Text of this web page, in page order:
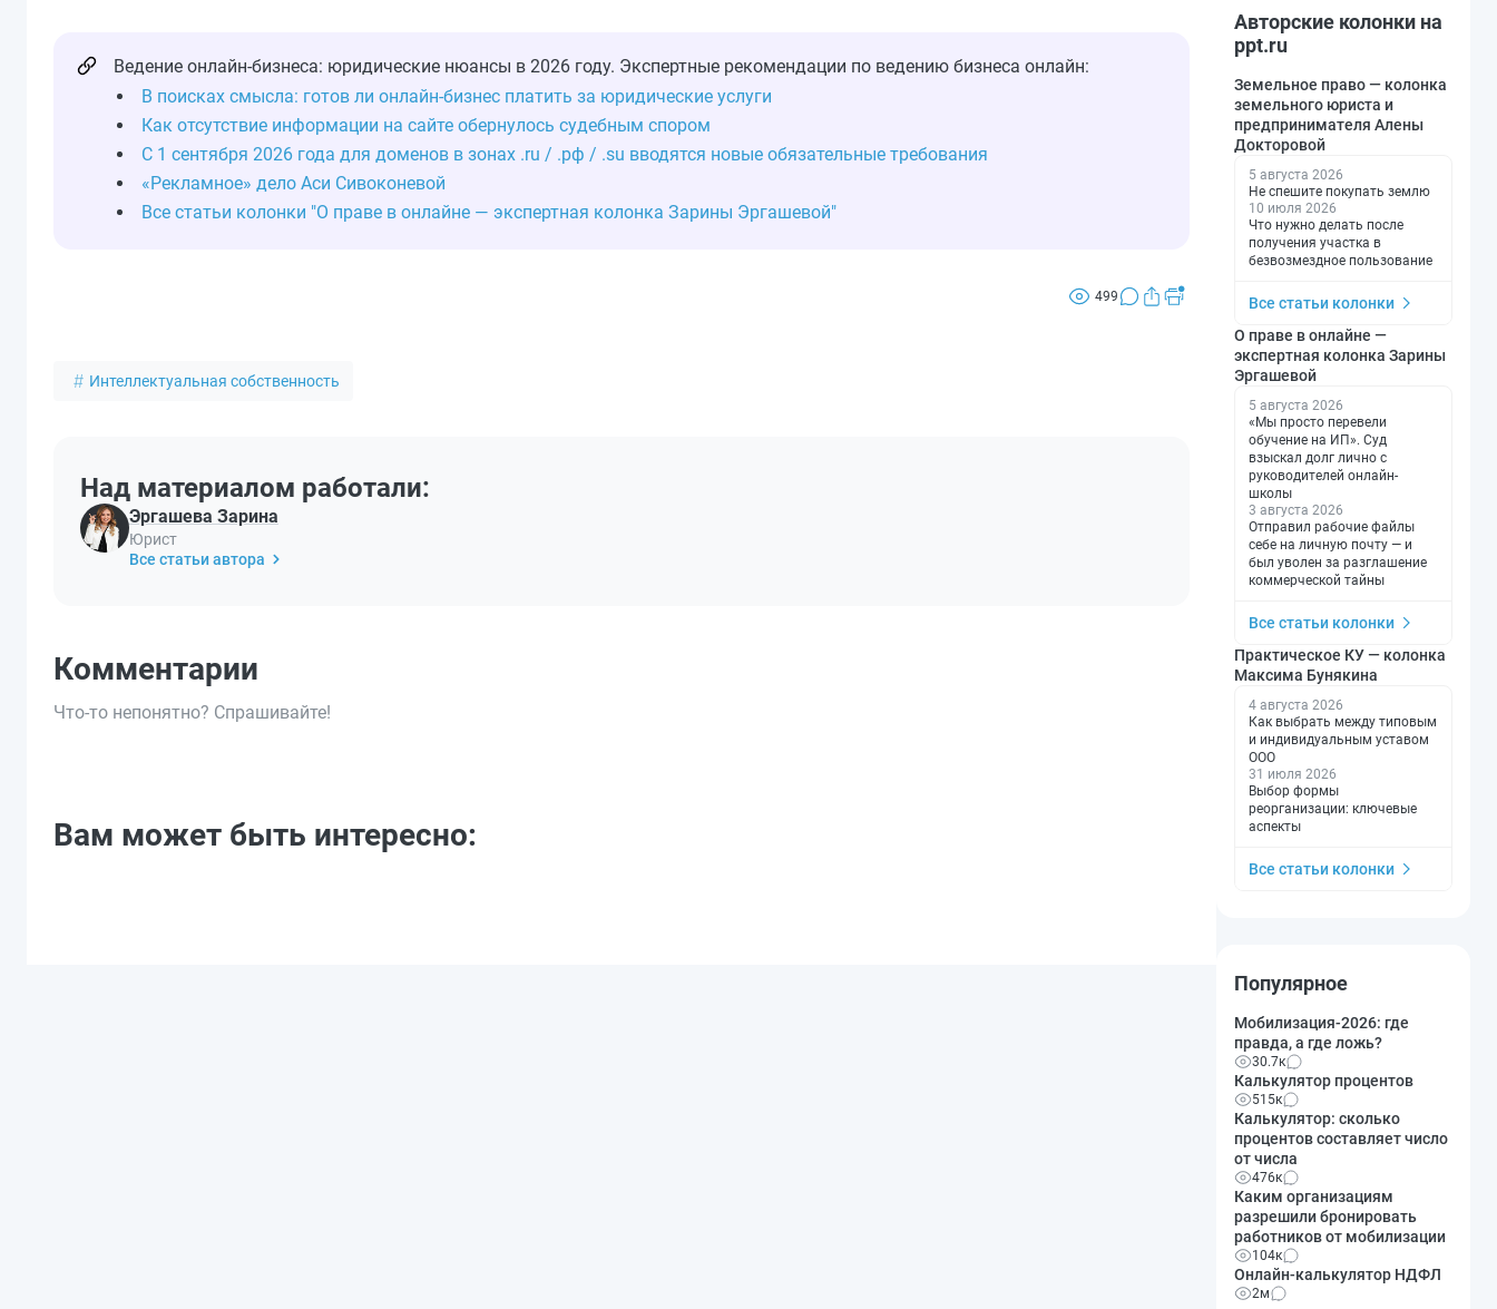
Ведение онлайн-бизнеса: юридические нюансы в 2026 году. Экспертные рекомендации по ведению бизнеса онлайн:
В поисках смысла: готов ли онлайн-бизнес платить за юридические услуги
Как отсутствие информации на сайте обернулось судебным спором
С 1 сентября 2026 года для доменов в зонах .ru / .рф / .su вводятся новые обязательные требования
«Рекламное» дело Аси Сивоконевой
Все статьи колонки "О праве в онлайне — экспертная колонка Зарины Эргашевой"
499
Интеллектуальная собственность
Над материалом работали:
Эргашева Зарина
Юрист
Все статьи автора
Комментарии
Что-то непонятно? Спрашивайте!
Вам может быть интересно:
Авторские колонки на
ppt.ru
Земельное право — колонка
земельного юриста и
предпринимателя Алены
Докторовой
5 августа 2026
Не спешите покупать землю
10 июля 2026
Что нужно делать после
получения участка в
безвозмездное пользование
Все статьи колонки
О праве в онлайне —
экспертная колонка Зарины
Эргашевой
5 августа 2026
«Мы просто перевели
обучение на ИП». Суд
взыскал долг лично с
руководителей онлайн-
школы
3 августа 2026
Отправил рабочие файлы
себе на личную почту — и
был уволен за разглашение
коммерческой тайны
Все статьи колонки
Практическое КУ — колонка
Максима Бунякина
4 августа 2026
Как выбрать между типовым
и индивидуальным уставом
ООО
31 июля 2026
Выбор формы
реорганизации: ключевые
аспекты
Все статьи колонки
Популярное
Мобилизация-2026: где
правда, а где ложь?
30.7к
Калькулятор процентов
515к
Калькулятор: сколько
процентов составляет число
от числа
476к
Каким организациям
разрешили бронировать
работников от мобилизации
104к
Онлайн-калькулятор НДФЛ
2м